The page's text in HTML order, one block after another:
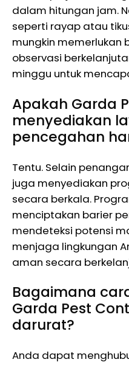
dalam hitungan jam.
seperti rayap atau
mungkin memerlukan
observasi
minggu untuk
Apakah Garda
menyediakan
pencegahan
Tentu. Selain
juga menyediakan
secara berkala.
menciptakan barier
mendeteksi potensi
menjaga lingkungan
aman secara
Bagaimana
Garda Pest
darurat?
Anda dapat